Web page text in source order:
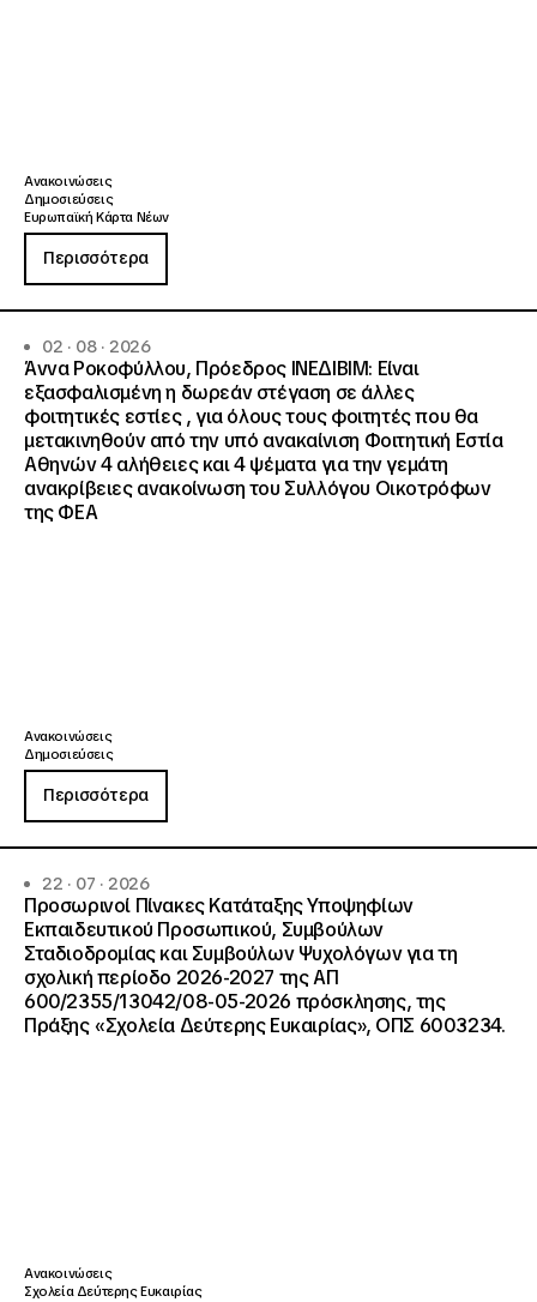
Ανακοινώσεις
Δημοσιεύσεις
Ευρωπαϊκή Κάρτα Νέων
Περισσότερα
02 · 08 · 2026
Άννα Ροκοφύλλου, Πρόεδρος ΙΝΕΔΙΒΙΜ: Είναι
εξασφαλισμένη η δωρεάν στέγαση σε άλλες
φοιτητικές εστίες , για όλους τους φοιτητές που θα
μετακινηθούν από την υπό ανακαίνιση Φοιτητική Εστία
Αθηνών 4 αλήθειες και 4 ψέματα για την γεμάτη
ανακρίβειες ανακοίνωση του Συλλόγου Οικοτρόφων
της ΦΕΑ
Ανακοινώσεις
Δημοσιεύσεις
Περισσότερα
22 · 07 · 2026
Προσωρινοί Πίνακες Κατάταξης Υποψηφίων
Εκπαιδευτικού Προσωπικού, Συμβούλων
Σταδιοδρομίας και Συμβούλων Ψυχολόγων για τη
σχολική περίοδο 2026-2027 της ΑΠ
600/2355/13042/08-05-2026 πρόσκλησης, της
Πράξης «Σχολεία Δεύτερης Ευκαιρίας», ΟΠΣ 6003234.
Ανακοινώσεις
Σχολεία Δεύτερης Ευκαιρίας